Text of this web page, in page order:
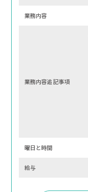
業務内容
業務内容追記事項
曜⽇と時間
給与